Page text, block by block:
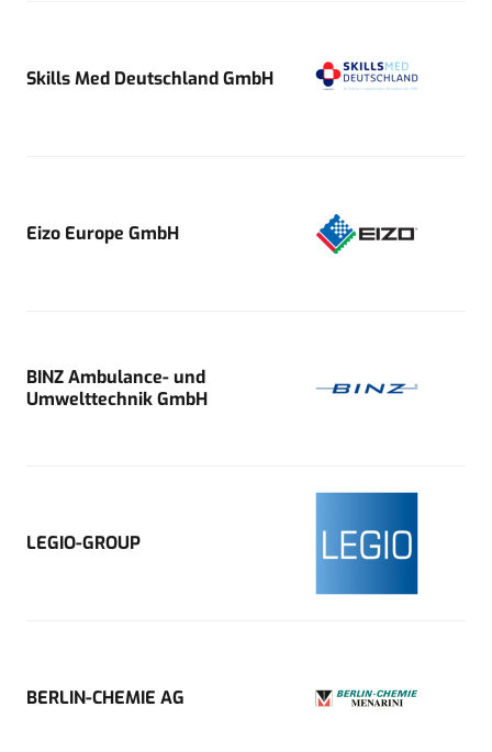
Skills Med Deutschland GmbH
Eizo Europe GmbH
BINZ Ambulance- und
Umwelttechnik GmbH
LEGIO-GROUP
BERLIN-CHEMIE AG